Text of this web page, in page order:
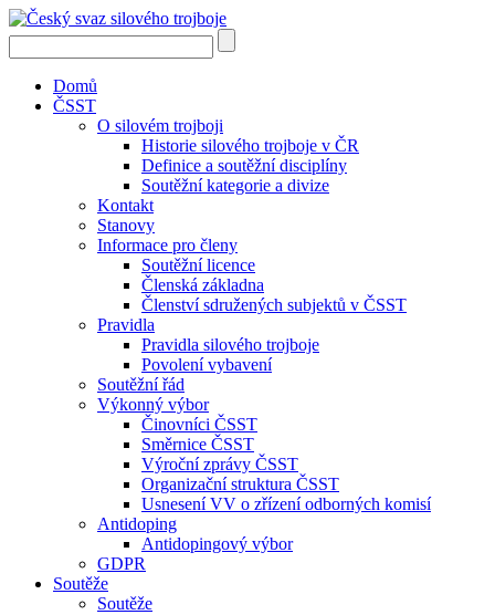
Domů
ČSST
O silovém trojboji
Historie silového trojboje v ČR
Definice a soutěžní disciplíny
Soutěžní kategorie a divize
Kontakt
Stanovy
Informace pro členy
Soutěžní licence
Členská základna
Členství sdružených subjektů v ČSST
Pravidla
Pravidla silového trojboje
Povolení vybavení
Soutěžní řád
Výkonný výbor
Činovníci ČSST
Směrnice ČSST
Výroční zprávy ČSST
Organizační struktura ČSST
Usnesení VV o zřízení odborných komisí
Antidoping
Antidopingový výbor
GDPR
Soutěže
Soutěže